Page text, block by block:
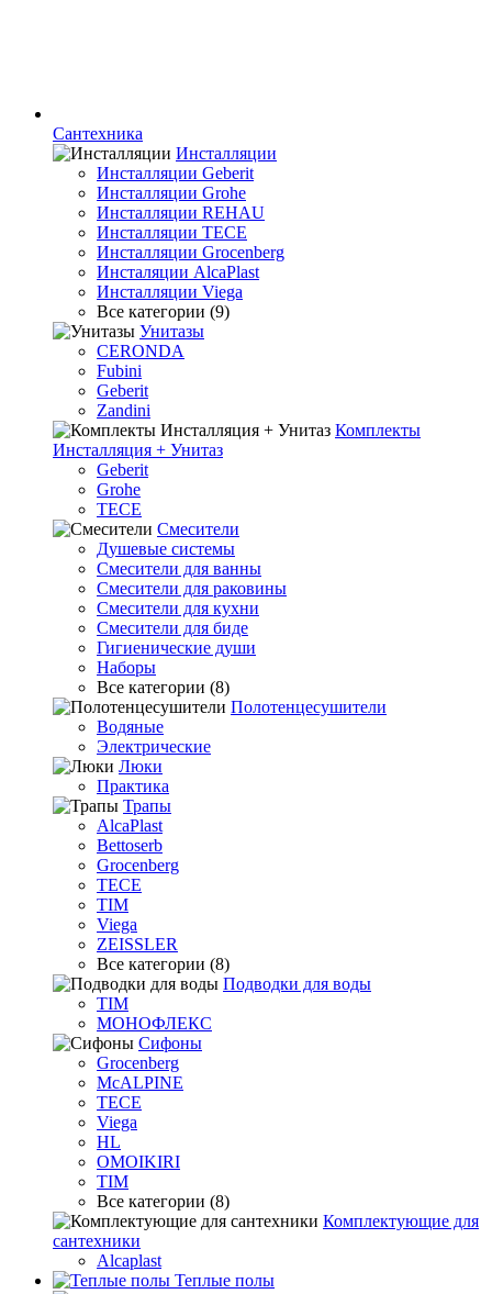
Сантехника
Инсталляции
Инсталляции Geberit
Инсталляции Grohe
Инсталляции REHAU
Инсталляции TECE
Инсталляции Grocenberg
Инсталяции AlcaPlast
Инсталляции Viega
Все категории (9)
Унитазы
CERONDA
Fubini
Geberit
Zandini
Комплекты
Инсталляция + Унитаз
Geberit
Grohe
TECE
Смесители
Душевые системы
Смесители для ванны
Смесители для раковины
Смесители для кухни
Смесители для биде
Гигиенические души
Наборы
Все категории (8)
Полотенцесушители
Водяные
Электрические
Люки
Практика
Трапы
AlcaPlast
Bettoserb
Grocenberg
TECE
TIM
Viega
ZEISSLER
Все категории (8)
Подводки для воды
TIM
МОНОФЛЕКС
Сифоны
Grocenberg
McALPINE
TECE
Viega
HL
OMOIKIRI
TIM
Все категории (8)
Комплектующие для
сантехники
Alcaplast
Теплые полы